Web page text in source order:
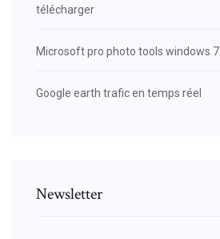
télécharger
Microsoft pro photo tools windows 7
Google earth trafic en temps réel
Newsletter